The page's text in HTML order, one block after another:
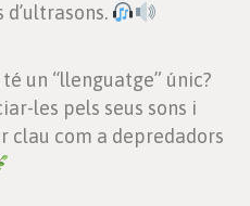
un “llenguatge” únic?
les pels seus sons i
clau com a depredadors